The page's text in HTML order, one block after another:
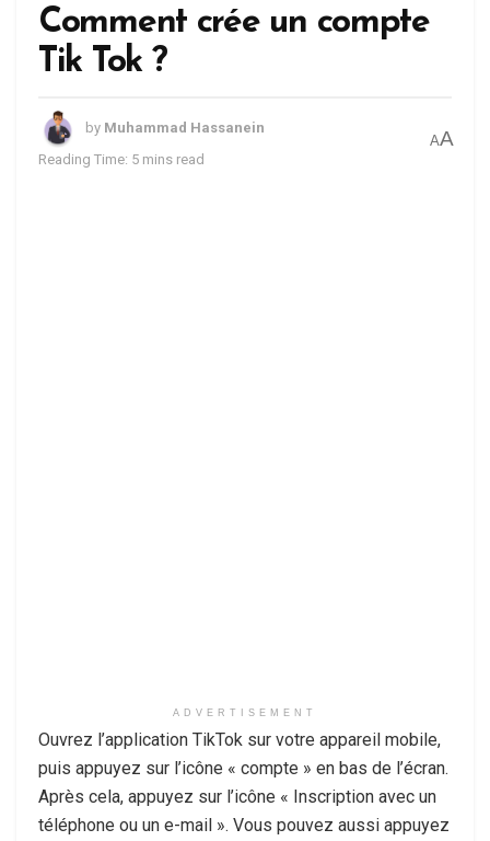
Comment crée un compte
Tik Tok ?
by Muhammad Hassanein
Reading Time: 5 mins read
AA
ADVERTISEMENT
Ouvrez l’application TikTok sur votre appareil mobile,
puis appuyez sur l’icône « compte » en bas de l’écran.
Après cela, appuyez sur l’icône « Inscription avec un
téléphone ou un e-mail ». Vous pouvez aussi appuyez